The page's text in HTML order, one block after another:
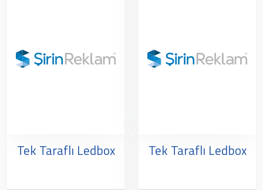
Tek Taraflı Ledbox Tek Taraflı Ledbox